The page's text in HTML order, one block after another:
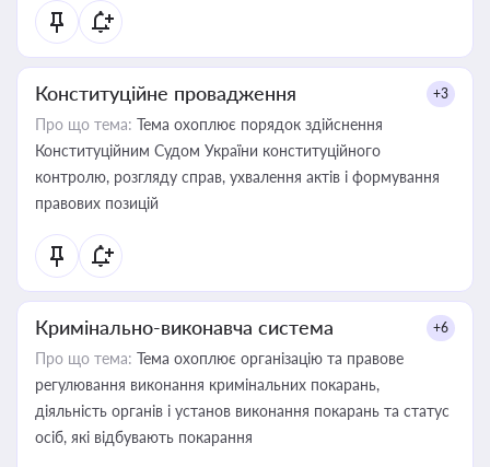
Конституційне провадження +3
Про що тема: Тема охоплює порядок здійснення
Конституційним Судом України конституційного
контролю, розгляду справ, ухвалення актів і формування
правових позицій
Кримінально-виконавча система +6
Про що тема: Тема охоплює організацію та правове
регулювання виконання кримінальних покарань,
діяльність органів і установ виконання покарань та статус
осіб, які відбувають покарання